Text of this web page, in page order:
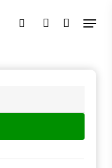
pesquisaraccount
Menu